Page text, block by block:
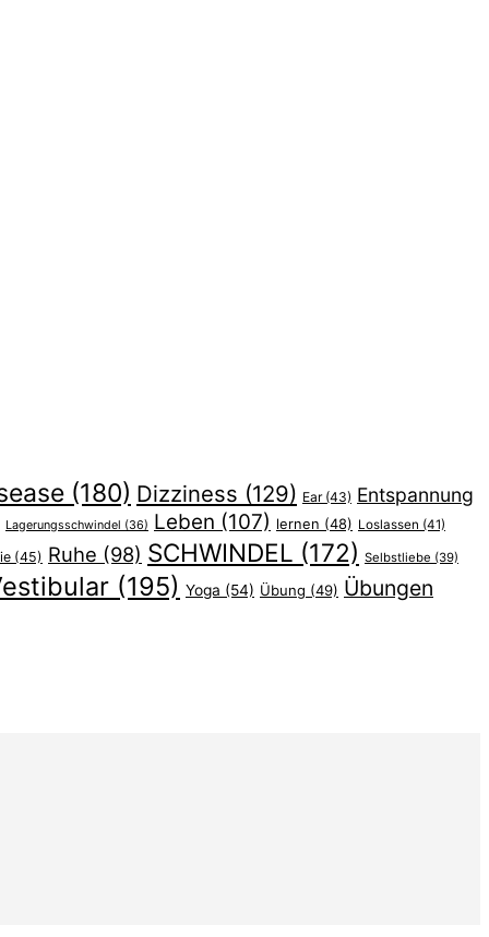
(180) Dizziness (129) Ear(43) Entspannung
Lagerungsschwindel (36) Leben (107) lernen (48) Loslassen (41)
(45) Ruhe (98) SCHWINDEL (172) Selbstliebe (39)
(195) Yoga (54) Übung (49) Übungen